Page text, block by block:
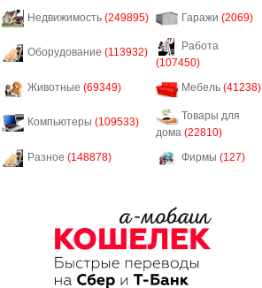
Недвижимость (249895) Гаражи (2069)
Оборудование (113932)
Работа
(107450)
Животные (69349) Мебель (41238)
Компьютеры (109533)
Товары для
дома (22810)
Разное (148878) Фирмы (127)